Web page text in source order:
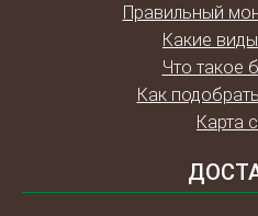
Правильный
Какие
Что такое
Как
Карта